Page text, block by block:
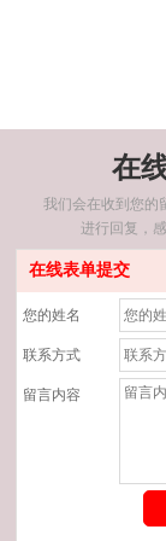
在线表单提交
您的姓名
联系方式
留言内容
在
我们会在收到您的
进行回复，